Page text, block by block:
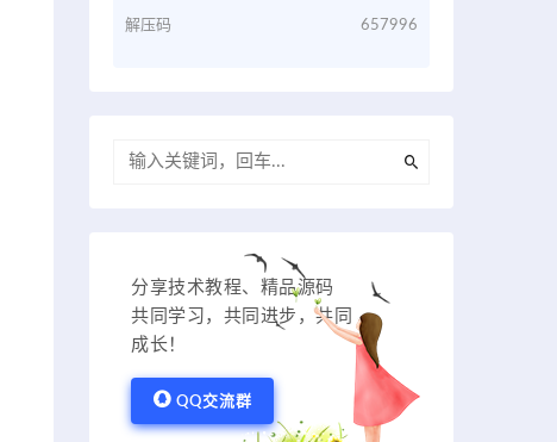
解压码 657996
分享技术教程、精品源码
共同学习，共同进步，共同
成长！
QQ交流群